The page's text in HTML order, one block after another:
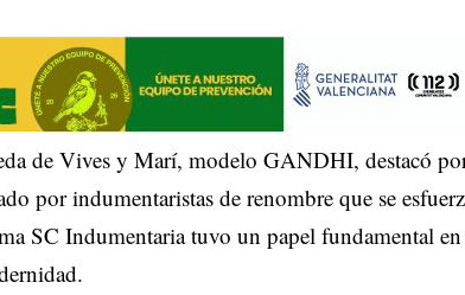
de Vives y Marí, modelo GANDHI, destacó
por indumentaristas de renombre que se
SC Indumentaria tuvo un papel fundamental